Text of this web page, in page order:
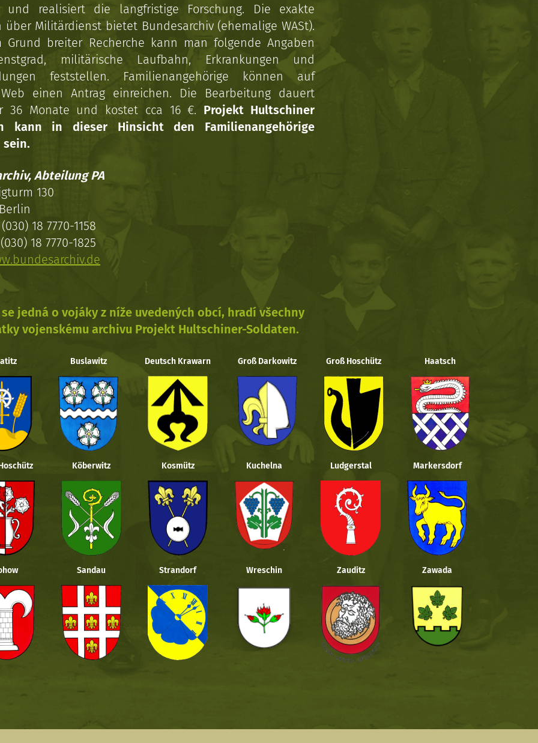
und realisiert die langfristige Forschung. Die exakte
über Militärdienst bietet Bundesarchiv (ehemalige WASt).
Grund breiter Recherche kann man folgende Angaben
militärische Laufbahn, Erkrankungen und
feststellen. Familienangehörige können auf
einen Antrag einreichen. Die Bearbeitung dauert
36 Monate und kostet cca 16 €. Projekt Hultschiner
kann in dieser Hinsicht den Familienangehörige
Abteilung PA
130
18 7770-1158
18 7770-1825
jedná o vojáky z níže uvedených obcí, hradí všechny
vojenskému archivu Projekt Hultschiner-Soldaten.
Buslawitz Deutsch Krawarn Groß Darkowitz Groß Hoschütz Haatsch
Köberwitz Kosmütz Kuchelna Ludgerstal Markersdorf
Sandau Strandorf Wreschin Zauditz Zawada